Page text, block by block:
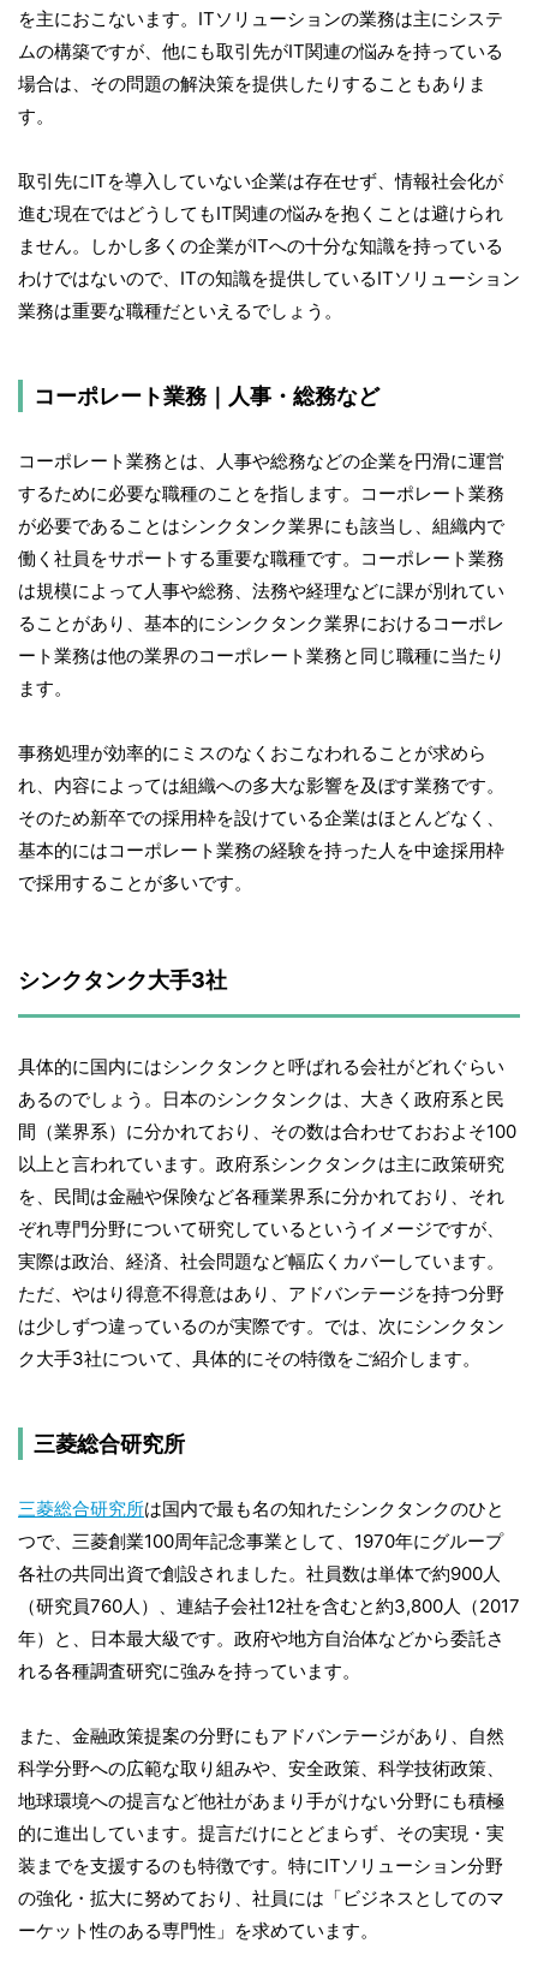
を主におこないます。ITソリューションの業務は主にシステ
ムの構築ですが、他にも取引先がIT関連の悩みを持っている
場合は、その問題の解決策を提供したりすることもありま
す。
取引先にITを導入していない企業は存在せず、情報社会化が
進む現在ではどうしてもIT関連の悩みを抱くことは避けられ
ません。しかし多くの企業がITへの十分な知識を持っている
わけではないので、ITの知識を提供しているITソリューション
業務は重要な職種だといえるでしょう。
コーポレート業務｜人事・総務など
コーポレート業務とは、人事や総務などの企業を円滑に運営
するために必要な職種のことを指します。コーポレート業務
が必要であることはシンクタンク業界にも該当し、組織内で
働く社員をサポートする重要な職種です。コーポレート業務
は規模によって人事や総務、法務や経理などに課が別れてい
ることがあり、基本的にシンクタンク業界におけるコーポレ
ート業務は他の業界のコーポレート業務と同じ職種に当たり
ます。
事務処理が効率的にミスのなくおこなわれることが求めら
れ、内容によっては組織への多大な影響を及ぼす業務です。
そのため新卒での採用枠を設けている企業はほとんどなく、
基本的にはコーポレート業務の経験を持った人を中途採用枠
で採用することが多いです。
シンクタンク大手3社
具体的に国内にはシンクタンクと呼ばれる会社がどれぐらい
あるのでしょう。日本のシンクタンクは、大きく政府系と民
間（業界系）に分かれており、その数は合わせておおよそ100
以上と言われています。政府系シンクタンクは主に政策研究
を、民間は金融や保険など各種業界系に分かれており、それ
ぞれ専門分野について研究しているというイメージですが、
実際は政治、経済、社会問題など幅広くカバーしています。
ただ、やはり得意不得意はあり、アドバンテージを持つ分野
は少しずつ違っているのが実際です。では、次にシンクタン
ク大手3社について、具体的にその特徴をご紹介します。
三菱総合研究所
三菱総合研究所は国内で最も名の知れたシンクタンクのひと
つで、三菱創業100周年記念事業として、1970年にグループ
各社の共同出資で創設されました。社員数は単体で約900人
（研究員760人）、連結子会社12社を含むと約3,800人（2017
年）と、日本最大級です。政府や地方自治体などから委託さ
れる各種調査研究に強みを持っています。
また、金融政策提案の分野にもアドバンテージがあり、自然
科学分野への広範な取り組みや、安全政策、科学技術政策、
地球環境への提言など他社があまり手がけない分野にも積極
的に進出しています。提言だけにとどまらず、その実現・実
装までを支援するのも特徴です。特にITソリューション分野
の強化・拡大に努めており、社員には「ビジネスとしてのマ
ーケット性のある専門性」を求めています。